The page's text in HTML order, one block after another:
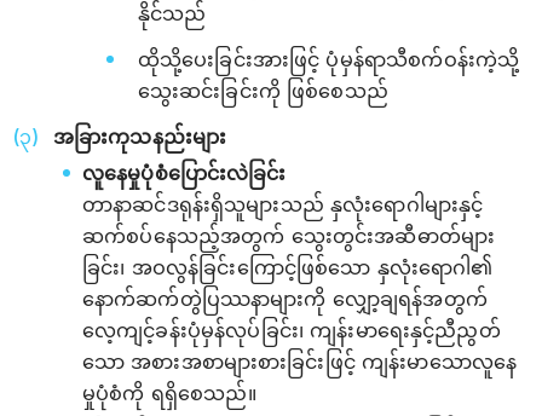
နိုင်သည်
ထိုသို့ပေးခြင်းအားဖြင့် ပုံမှန်ရာသီစက်ဝန်းကဲ့သို့
သွေးဆင်းခြင်းကို ဖြစ်စေသည်
အခြားကုသနည်းများ
လူနေမှုပုံစံပြောင်းလဲခြင်း
တာနာဆင်ဒရုန်းရှိသူများသည် နှလုံးရောဂါများနှင့်
ဆက်စပ်နေသည့်အတွက် သွေးတွင်းအဆီဓာတ်များ
ခြင်း၊ အဝလွန်ခြင်းကြောင့်ဖြစ်သော နှလုံးရောဂါ၏
နောက်ဆက်တွဲပြဿနာများကို လျှော့ချရန်အတွက်
လေ့ကျင့်ခန်းပုံမှန်လုပ်ခြင်း၊ ကျန်းမာရေးနှင့်ညီညွတ်
သော အစားအစာများစားခြင်းဖြင့် ကျန်းမာသောလူနေ
မှုပုံစံကို ရရှိစေသည်။